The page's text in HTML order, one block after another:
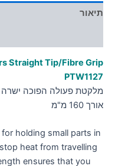
תיאור
Straight Tip/Fibre Grip
PTW1127
מלקטת פעולה הפוכה
אורך 160 מ"מ
holding small parts in
heat from travelling
ensures that you